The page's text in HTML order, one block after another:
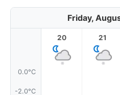
Friday,
0.0°C
-2.0°C
20 21